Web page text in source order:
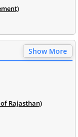
Show More
of Rajasthan)